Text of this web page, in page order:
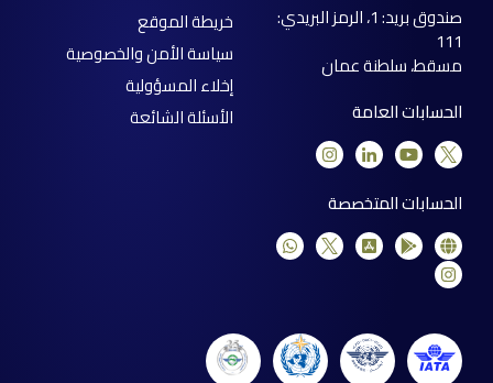
صندوق بريد: 1، الرمز البريدي:
111
مسقط، سلطنة عمان
الحسابات العامة
الحسابات المتخصصة
خريطة الموقع
سياسة الأمن والخصوصية
إخلاء المسؤولية
الأسئلة الشائعة